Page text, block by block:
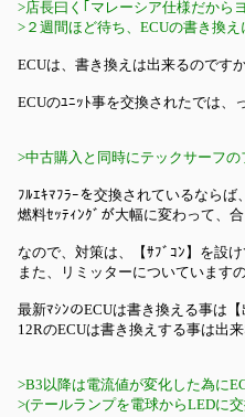
>店長曰く｢マレーシア仕様だから
>２週間ほど待ち、ECUの書き換
ECUは、書き換えは出来るのです
ECUのﾕﾆｯﾄ事を交換されたでは、
>中古購入と同時にテックサーフ
ﾌﾙｴｷﾏﾌﾗｰを交換されているなら
燃料ｾｯﾃｨﾝｸﾞが大幅に変わって、
なので、対策は、【ｻﾌﾞｺﾝ】を設
また、リミッターについています
最新ﾏｼﾝのECUは書き換える事は
12RのECUは書き換えする事は出
>B3以降は電流値が変化した為に
>(テールランプを電球からLEDに